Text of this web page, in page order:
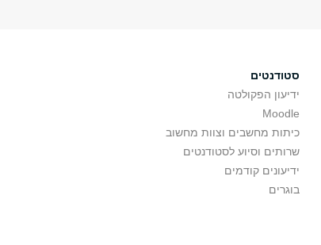
סטודנטים
ידיעון הפקולטה
Moodle
כיתות מחשבים וצוות מחשוב
שרותים וסיוע לסטודנטים
ידיעונים קודמים
בוגרים